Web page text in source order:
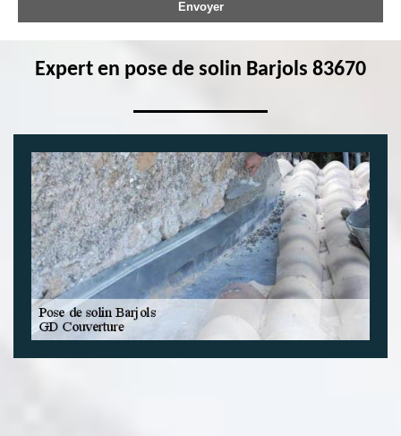
Expert en pose de solin Barjols 83670